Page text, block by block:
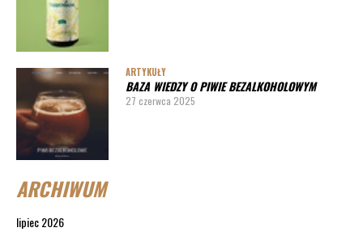
ARTYKUŁY
BAZA WIEDZY O PIWIE BEZALKOHOLOWYM
27 czerwca 2025
ARCHIWUM
lipiec 2026